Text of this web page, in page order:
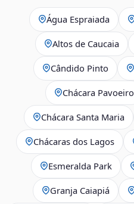
Água Espraiada
Altos de Caucaia
Cândido Pinto
Chácara Pavoeiro
Chácara Santa Maria
Chácaras dos Lagos
Esmeralda Park
Granja Caiapiá